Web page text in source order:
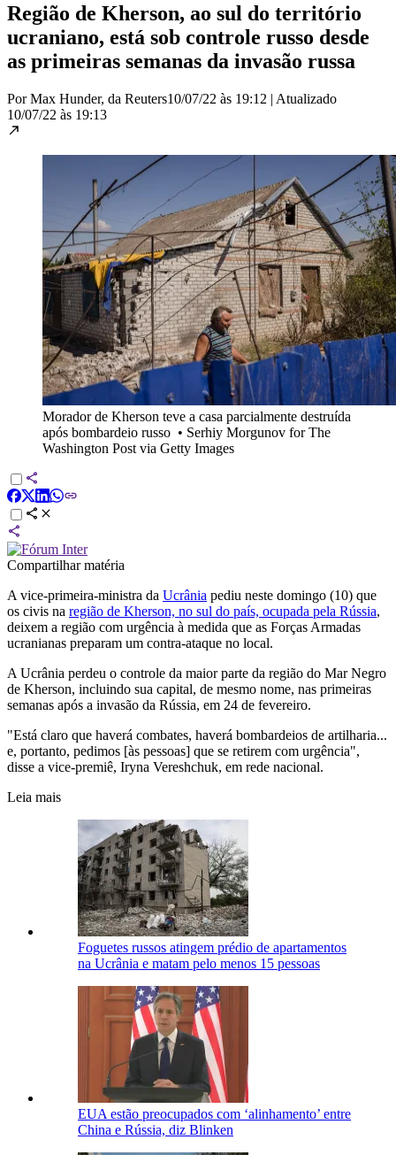
Região de Kherson, ao sul do território
ucraniano, está sob controle russo desde
as primeiras semanas da invasão russa
Por Max Hunder, da Reuters10/07/22 às 19:12 | Atualizado
10/07/22 às 19:13
Morador de Kherson teve a casa parcialmente destruída
após bombardeio russo • Serhiy Morgunov for The
Washington Post via Getty Images
Compartilhar matéria
A vice-primeira-ministra da Ucrânia pediu neste domingo (10) que
os civis na região de Kherson, no sul do país, ocupada pela Rússia,
deixem a região com urgência à medida que as Forças Armadas
ucranianas preparam um contra-ataque no local.
A Ucrânia perdeu o controle da maior parte da região do Mar Negro
de Kherson, incluindo sua capital, de mesmo nome, nas primeiras
semanas após a invasão da Rússia, em 24 de fevereiro.
"Está claro que haverá combates, haverá bombardeios de artilharia...
e, portanto, pedimos [às pessoas] que se retirem com urgência",
disse a vice-premiê, Iryna Vereshchuk, em rede nacional.
Leia mais
Foguetes russos atingem prédio de apartamentos
na Ucrânia e matam pelo menos 15 pessoas
EUA estão preocupados com ‘alinhamento’ entre
China e Rússia, diz Blinken